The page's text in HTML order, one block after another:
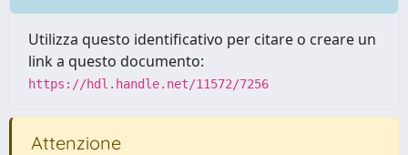
Utilizza questo identificativo per citare o creare un
link a questo documento:
https://hdl.handle.net/11572/7256
Attenzione